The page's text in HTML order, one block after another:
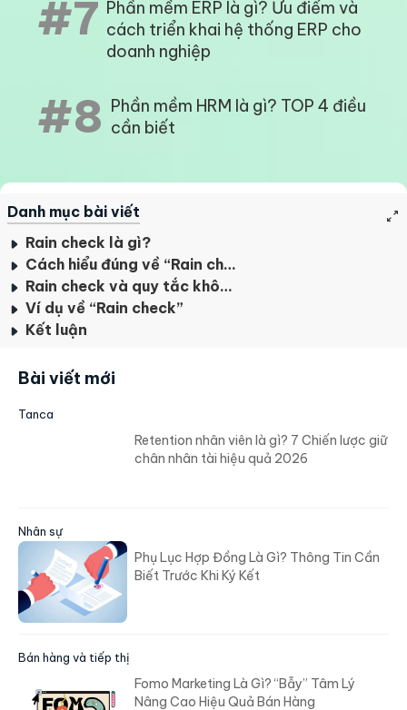
#7 Phần mềm ERP là gì? Ưu điểm và
cách triển khai hệ thống ERP cho
doanh nghiệp
#8 Phần mềm HRM là gì? TOP 4 điều
cần biết
Danh mục bài viết
Rain check là gì?
Cách hiểu đúng về “Rain check”
Rain check và quy tắc không có sẵn
Ví dụ về “Rain check”
Kết luận
Bài viết mới
Tanca
Retention nhân viên là gì? 7 Chiến lược giữ
chân nhân tài hiệu quả 2026
Nhân sự
Phụ Lục Hợp Đồng Là Gì? Thông Tin Cần
Biết Trước Khi Ký Kết
Bán hàng và tiếp thị
Fomo Marketing Là Gì? “Bẫy” Tâm Lý
Nâng Cao Hiệu Quả Bán Hàng